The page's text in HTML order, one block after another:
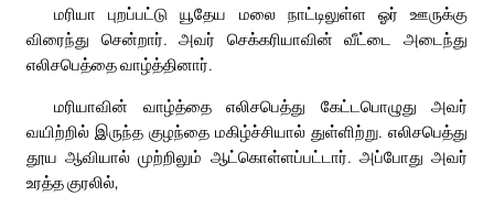
மரியா புறப்பட்டு யூதேய மலை நாட்டிலுள்ள ஓர் ஊருக்கு
விரைந்து சென்றார். அவர் செக்கரியாவின் வீட்டை அடைந்து
எலிசபெத்தை வாழ்த்தினார்.
மரியாவின் வாழ்த்தை எலிசபெத்து கேட்டபொழுது அவர்
வயிற்றில் இருந்த குழந்தை மகிழ்ச்சியால் துள்ளிற்று. எலிசபெத்து
தூய ஆவியால் முற்றிலும் ஆட்கொள்ளப்பட்டார். அப்போது அவர்
உரத்த குரலில்,